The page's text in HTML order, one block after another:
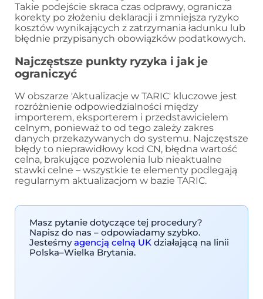
Takie podejście skraca czas odprawy, ogranicza
korekty po złożeniu deklaracji i zmniejsza ryzyko
kosztów wynikających z zatrzymania ładunku lub
błędnie przypisanych obowiązków podatkowych.
Najczęstsze punkty ryzyka i jak je
ograniczyć
W obszarze 'Aktualizacje w TARIC' kluczowe jest
rozróżnienie odpowiedzialności między
importerem, eksporterem i przedstawicielem
celnym, ponieważ to od tego zależy zakres
danych przekazywanych do systemu. Najczęstsze
błędy to nieprawidłowy kod CN, błędna wartość
celna, brakujące pozwolenia lub nieaktualne
stawki celne – wszystkie te elementy podlegają
regularnym aktualizacjom w bazie TARIC.
Masz pytanie dotyczące tej procedury?
Napisz do nas – odpowiadamy szybko.
Jesteśmyagencją celną UK działającą na linii
Polska–Wielka Brytania.